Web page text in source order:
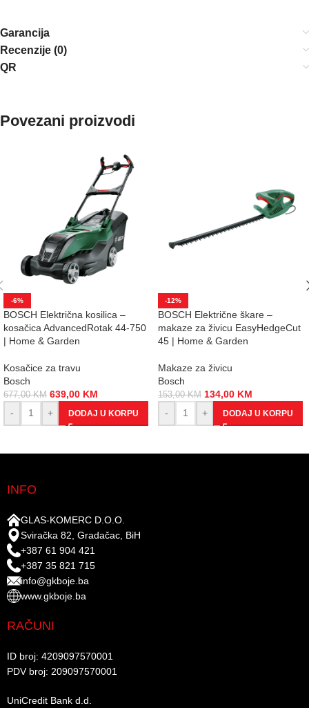
Garancija
Recenzije (0)
QR
Povezani proizvodi
-6%
BOSCH Električna kosilica –
kosačica AdvancedRotak 44-750
| Home & Garden
Kosačice za travu
Bosch
677,00KM 639,00 KM
-
+ DODAJ U KORPU
-12%
BOSCH Električne škare –
makaze za živicu EasyHedgeCut
45 | Home & Garden
Makaze za živicu
Bosch
153,00KM 134,00 KM
-
+ DODAJ U KORPU
INFO
GLAS-KOMERC D.O.O.
Sviračka 82, Gradačac, BiH
+387 61 904 421
+387 35 821 715
info@gkboje.ba
www.gkboje.ba
RAČUNI
ID broj: 4209097570001​
PDV broj: 209097570001 ​
UniCredit Bank d.d.​